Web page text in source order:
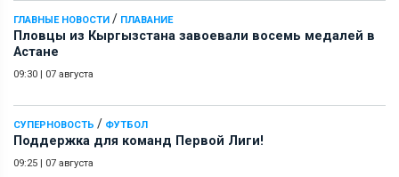
ГЛАВНЫЕ НОВОСТИ / ПЛАВАНИЕ
Пловцы из Кыргызстана завоевали восемь медалей в
Астане
09:30 | 07 августа
СУПЕРНОВОСТЬ / ФУТБОЛ
Поддержка для команд Первой Лиги!
09:25 | 07 августа